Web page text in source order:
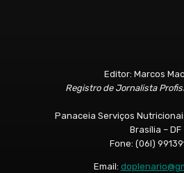
Editor: Marcos
Registro de Jornalista
Panaceia Serviços
Brasília – DF
Fone: (06l)
Email: